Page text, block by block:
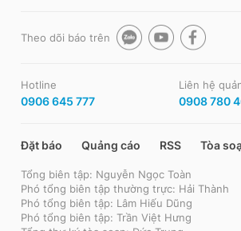
Theo dõi báo trên
Hotline
0906 645 777
Liên hệ
0908 780
Đặt báo Quảng cáo RSS Tòa
Tổng biên tập: Nguyễn Ngọc Toàn
Phó tổng biên tập thường trực: Hải Thành
Phó tổng biên tập: Lâm Hiếu Dũng
Phó tổng biên tập: Trần Việt Hưng